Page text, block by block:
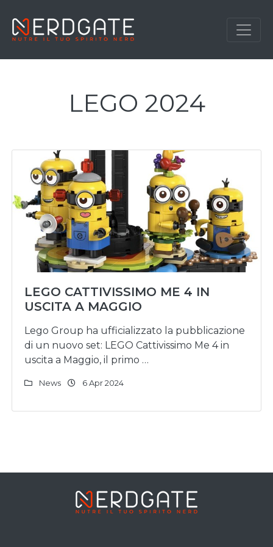
LEGO 2024
LEGO CATTIVISSIMO ME 4 IN
USCITA A MAGGIO
Lego Group ha ufficializzato la pubblicazione
di un nuovo set: LEGO Cattivissimo Me 4 in
uscita a Maggio, il primo …
News 6 Apr 2024